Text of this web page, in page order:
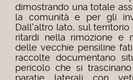
dimostrando una totale
la comunità e per gli
Dall'altro lato, sul
ritardi nella rimozione e
delle vecchie pensiline
raccolte documentano
pericolo che si
paratie laterali con